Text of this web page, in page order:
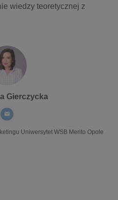
wiedzy teoretycznej z
Gierczycka
Uniwersytet WSB Merito Opole